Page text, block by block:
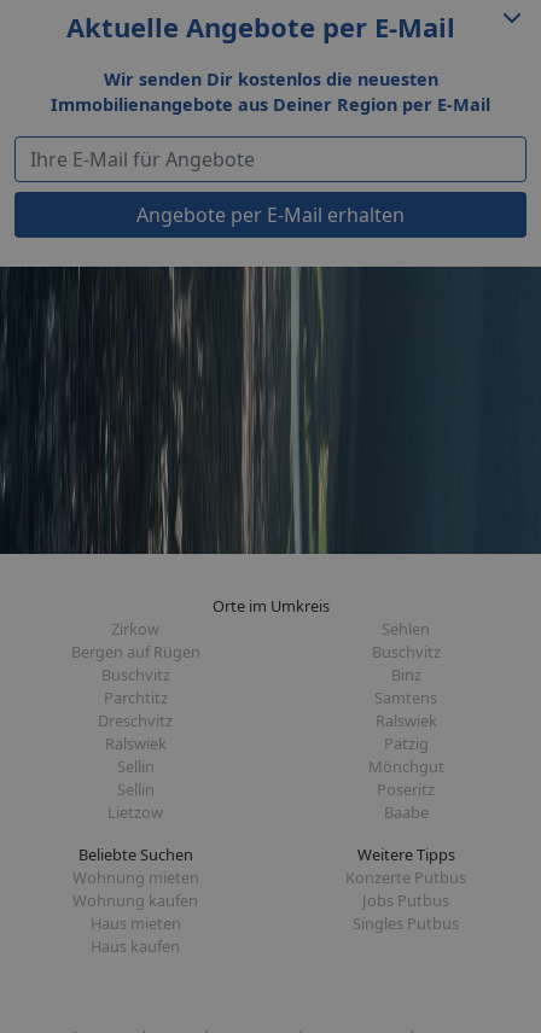
Aktuelle Angebote per E-Mail
Wir senden Dir kostenlos die neuesten
Immobilienangebote aus Deiner Region per E-Mail
Angebote per E-Mail erhalten
Orte im Umkreis
Zirkow
Sehlen
Bergen auf Rügen
Buschvitz
Buschvitz
Binz
Parchtitz
Samtens
Dreschvitz
Ralswiek
Ralswiek
Patzig
Sellin
Mönchgut
Sellin
Poseritz
Lietzow
Baabe
Beliebte Suchen
Wohnung mieten
Wohnung kaufen
Haus mieten
Haus kaufen
Weitere Tipps
Konzerte Putbus
Jobs Putbus
Singles Putbus